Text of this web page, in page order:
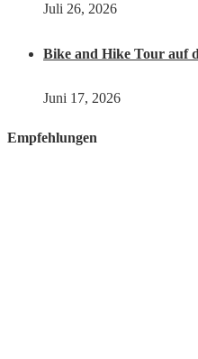
Juli 26, 2026
Bike and Hike Tour auf
Juni 17, 2026
Empfehlungen